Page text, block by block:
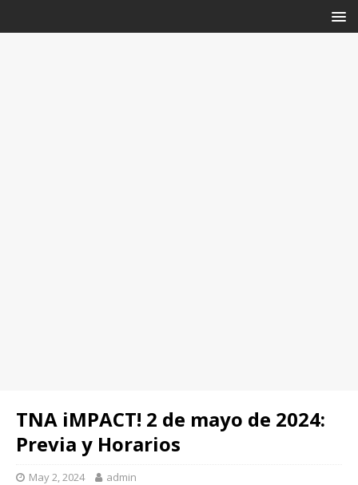
TNA iMPACT! 2 de mayo de 2024:
Previa y Horarios
May 2, 2024 admin